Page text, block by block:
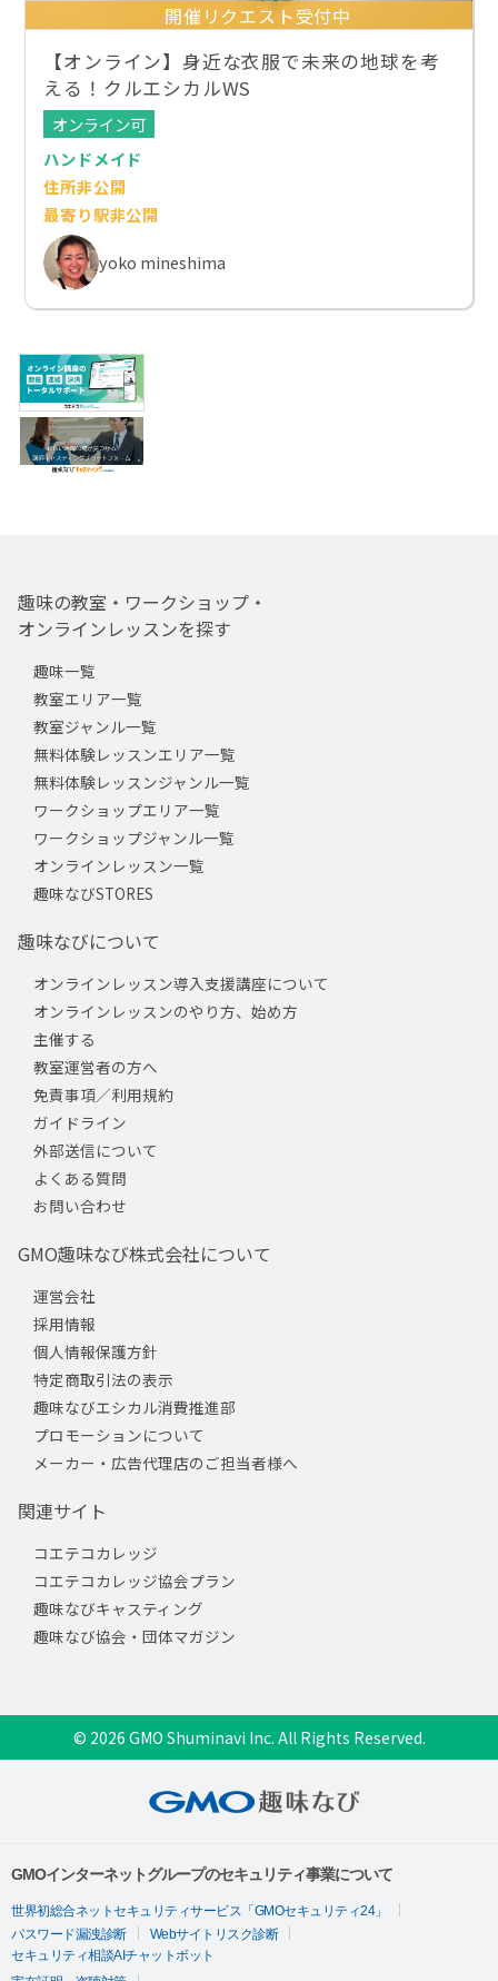
開催リクエスト受付中
【オンライン】身近な衣服で未来の地球を考
える！クルエシカルWS
オンライン可
ハンドメイド
住所非公開
最寄り駅非公開
yoko mineshima
趣味の教室・ワークショップ・
オンラインレッスンを探す
趣味一覧
教室エリア一覧
教室ジャンル一覧
無料体験レッスンエリア一覧
無料体験レッスンジャンル一覧
ワークショップエリア一覧
ワークショップジャンル一覧
オンラインレッスン一覧
趣味なびSTORES
趣味なびについて
オンラインレッスン導入支援講座について
オンラインレッスンのやり方、始め方
主催する
教室運営者の方へ
免責事項／利用規約
ガイドライン
外部送信について
よくある質問
お問い合わせ
GMO趣味なび株式会社について
運営会社
採用情報
個人情報保護方針
特定商取引法の表示
趣味なびエシカル消費推進部
プロモーションについて
メーカー・広告代理店のご担当者様へ
関連サイト
コエテコカレッジ
コエテコカレッジ協会プラン
趣味なびキャスティング
趣味なび協会・団体マガジン
© 2026 GMO Shuminavi Inc. All Rights Reserved.